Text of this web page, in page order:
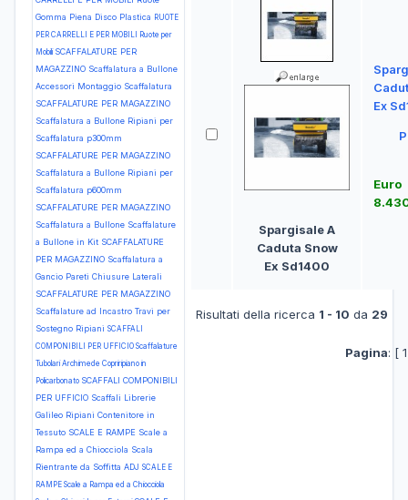
Gomma Piena Disco Plastica RUOTE
PER CARRELLI E PER MOBILI Ruote per
Mobili SCAFFALATURE PER
MAGAZZINO Scaffalatura a Bullone
Accessori Montaggio Scaffalatura
SCAFFALATURE PER MAGAZZINO
Scaffalatura a Bullone Ripiani per
Scaffalatura p300mm
SCAFFALATURE PER MAGAZZINO
Scaffalatura a Bullone Ripiani per
Scaffalatura p600mm
SCAFFALATURE PER MAGAZZINO
Scaffalatura a Bullone Scaffalature
a Bullone in Kit SCAFFALATURE
PER MAGAZZINO Scaffalatura a
Gancio Pareti Chiusure Laterali
SCAFFALATURE PER MAGAZZINO
Scaffalature ad Incastro Travi per
Sostegno Ripiani SCAFFALI
COMPONIBILI PER UFFICIO Scaffalature
Tubolari Archimede Copriripiano in
Policarbonato SCAFFALI COMPONIBILI
PER UFFICIO Scaffali Librerie
Galileo Ripiani Contenitore in
Tessuto SCALE E RAMPE Scale a
Rampa ed a Chiocciola Scala
Rientrante da Soffitta ADJ SCALE E
RAMPE Scale a Rampa ed a Chiocciola
Spargisale A
Caduta Snow
Ex Sd1400
Ex
Euro
Risultati della ricerca 1 - 10 da 29
Pagina: [